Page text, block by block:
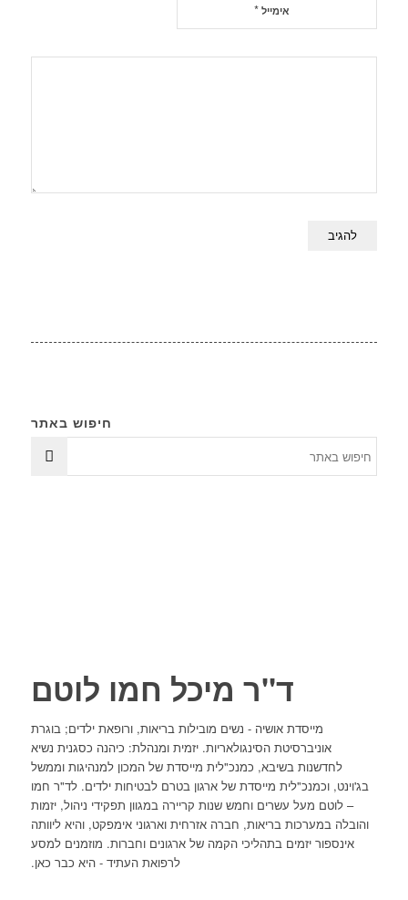
אימייל*
חיפוש באתר
ד"ר מיכל חמו לוטם
מייסדת אושיה - נשים מובילות בריאות, ורופאת ילדים; בוגרת
אוניברסיטת הסינגולאריות. יזמית ומנהלת: כיהנה כסגנית נשיא
לחדשנות בשיבא, כמנכ"לית מייסדת של המכון למנהיגות וממשל
בג'וינט, וכמנכ"לית מייסדת של ארגון בטרם לבטיחות ילדים. לד"ר חמו
– לוטם מעל עשרים וחמש שנות קריירה במגוון תפקידי ניהול, יזמות
והובלה במערכות בריאות, חברה אזרחית וארגוני אימפקט, והיא ליוותה
אינספור יזמים בתהליכי הקמה של ארגונים וחברות. מוזמנים למסע
לרפואת העתיד - היא כבר כאן.